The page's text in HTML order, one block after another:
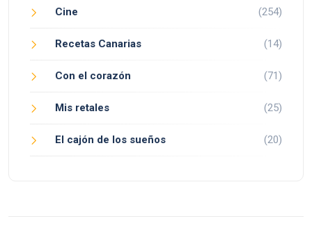
Cine (254)
Recetas Canarias (14)
Con el corazón (71)
Mis retales (25)
El cajón de los sueños (20)